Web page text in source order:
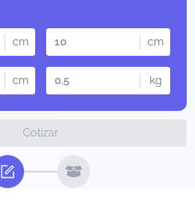
cm cm
cm kg
Cotizar